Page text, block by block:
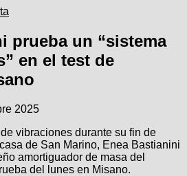
prueba un “sistema
en el test de
2025
vibraciones durante su fin de
de San Marino, Enea Bastianini
amortiguador de masa del
del lunes en Misano.